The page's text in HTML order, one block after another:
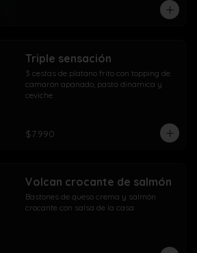
Triple sensación
3 cestas de platano frito con topping de
camarón apanado, pasta dinamica y
ceviche
$7.990
Volcan crocante de salmón
Bastones de queso crema y salmón
crocante con salsa de la casa